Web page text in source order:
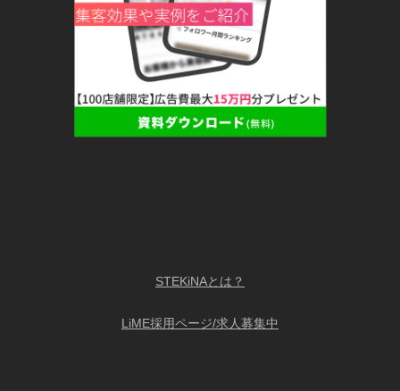
STEKiNAとは？
LiME採用ページ/求人募集中